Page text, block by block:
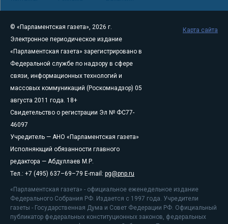
© «Парламентская газета», 2026 г.
Электронное периодическое издание
«Парламентская газета» зарегистрировано в
Федеральной службе по надзору в сфере
связи, информационных технологий и
массовых коммуникаций (Роскомнадзор) 05
августа 2011 года. 18+
Свидетельство о регистрации Эл № ФС77-
46097
Учредитель — АНО «Парламентская газета»
Исполняющий обязанности главного
редактора — Абдуллаев М.Р.
Тел.: +7 (495) 637–69–79 E-mail: pg@pnp.ru
«Парламентская газета» - официальное еженедельное издание
Федерального Собрания РФ. Издается с 1997 года. Учредители
газеты - Государственная Дума и Совет Федерации РФ. Официальный
публикатор федеральных конституционных законов, федеральных
Карта сайта